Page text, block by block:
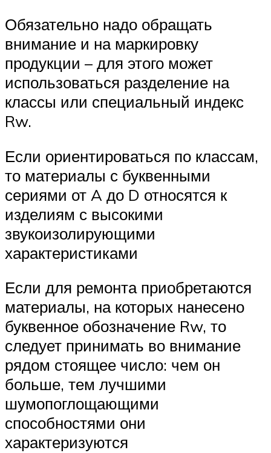
Обязательно надо обращать
внимание и на маркировку
продукции – для этого может
использоваться разделение на
классы или специальный индекс
Rw.
Если ориентироваться по классам,
то материалы с буквенными
сериями от A до D относятся к
изделиям с высокими
звукоизолирующими
характеристиками
Если для ремонта приобретаются
материалы, на которых нанесено
буквенное обозначение Rw, то
следует принимать во внимание
рядом стоящее число: чем он
больше, тем лучшими
шумопоглощающими
способностями они
характеризуются